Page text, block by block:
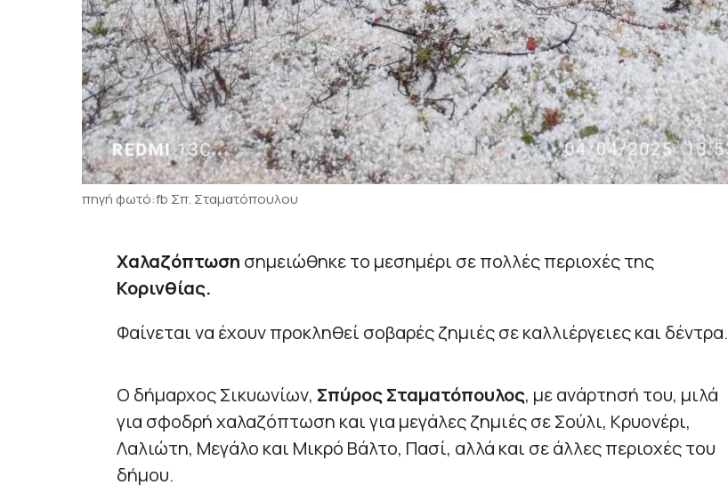
πηγή φωτό:fb Σπ. Σταματόπουλου
Χαλαζόπτωση σημειώθηκε το μεσημέρι σε πολλές περιοχές της
Κορινθίας.
Φαίνεται να έχουν προκληθεί σοβαρές ζημιές σε καλλιέργειες και δέντρα.
Ο δήμαρχος Σικυωνίων, Σπύρος Σταματόπουλος, με ανάρτησή του, μιλά
για σφοδρή χαλαζόπτωση και για μεγάλες ζημιές σε Σούλι, Κρυονέρι,
Λαλιώτη, Μεγάλο και Μικρό Βάλτο, Πασί, αλλά και σε άλλες περιοχές του
δήμου.